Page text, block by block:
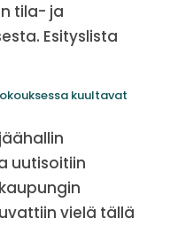
tila- ja
Esityslista
kuultavat
uutisoitiin
vielä tällä